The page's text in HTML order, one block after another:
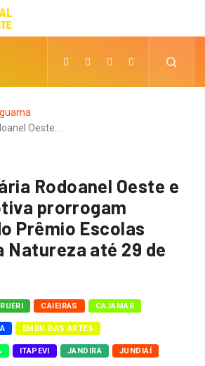
Oeste…
Rodoanel Oeste e
prorrogam
Prêmio Escolas
Natureza até 29 de
CAIEIRAS CAJAMAR
EMBU DAS ARTES
ITAPEVI JANDIRA JUNDIAÍ